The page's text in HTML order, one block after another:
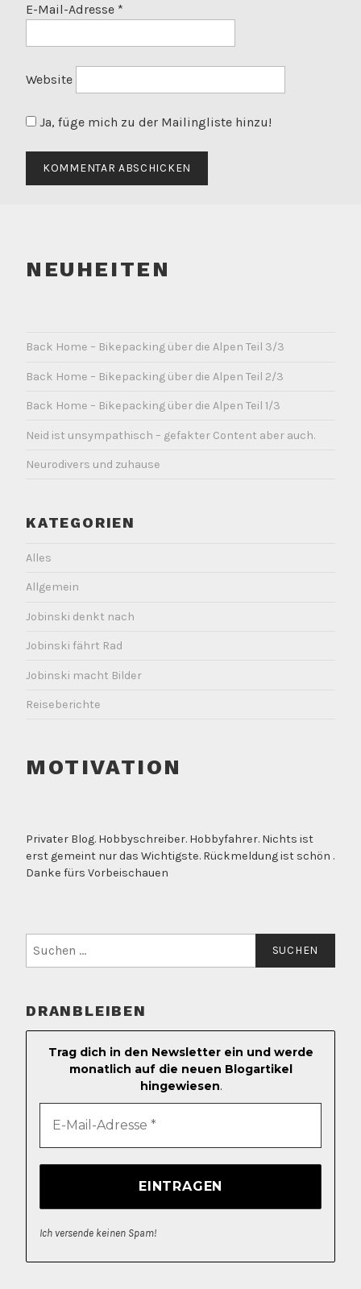
E-Mail-Adresse *
Website
Ja, füge mich zu der Mailingliste hinzu!
NEUHEITEN
Back Home – Bikepacking über die Alpen Teil 3/3
Back Home – Bikepacking über die Alpen Teil 2/3
Back Home – Bikepacking über die Alpen Teil 1/3
Neid ist unsympathisch – gefakter Content aber auch.
Neurodivers und zuhause
KATEGORIEN
Alles
Allgemein
Jobinski denkt nach
Jobinski fährt Rad
Jobinski macht Bilder
Reiseberichte
MOTIVATION
Privater Blog. Hobbyschreiber. Hobbyfahrer. Nichts ist
erst gemeint nur das Wichtigste. Rückmeldung ist schön .
Danke fürs Vorbeischauen
nach:
DRANBLEIBEN
Trag dich in den Newsletter ein und werde
monatlich auf die neuen Blogartikel
hingewiesen.
Ich versende keinen Spam!